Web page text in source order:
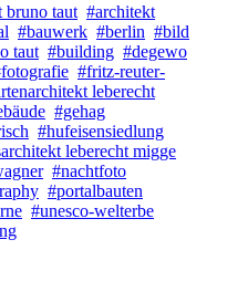
bruno taut #architekt
#bauwerk #berlin #bild
taut #building #degewo
#fritz-reuter-
leberecht
#gehag
#hufeisensiedlung
leberecht migge
#nachtfoto
#portalbauten
#unesco-welterbe